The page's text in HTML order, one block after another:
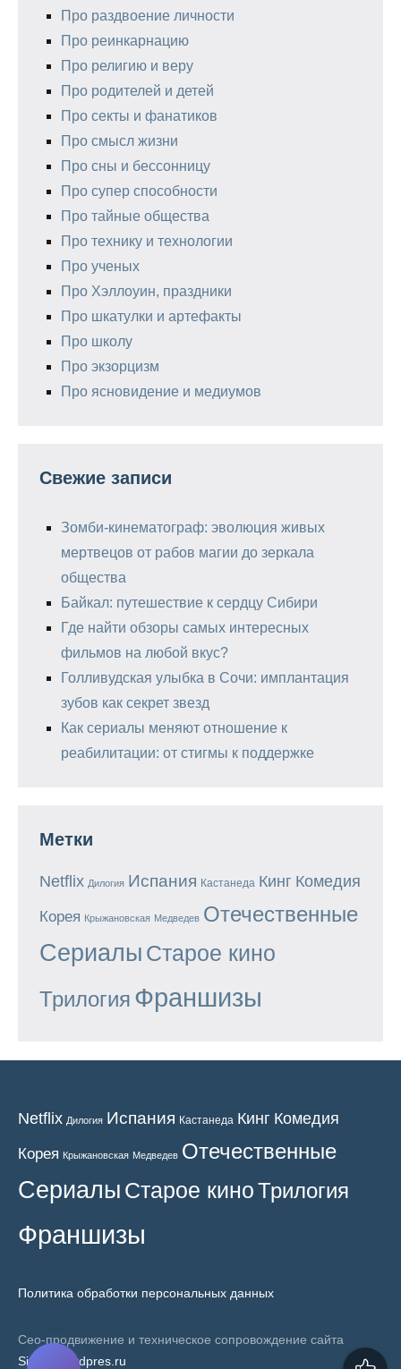
Про раздвоение личности
Про реинкарнацию
Про религию и веру
Про родителей и детей
Про секты и фанатиков
Про смысл жизни
Про сны и бессонницу
Про супер способности
Про тайные общества
Про технику и технологии
Про ученых
Про Хэллоуин, праздники
Про шкатулки и артефакты
Про школу
Про экзорцизм
Про ясновидение и медиумов
Свежие записи
Зомби-кинематограф: эволюция живых
мертвецов от рабов магии до зеркала
общества
Байкал: путешествие к сердцу Сибири
Где найти обзоры самых интересных
фильмов на любой вкус?
Голливудская улыбка в Сочи: имплантация
зубов как секрет звезд
Как сериалы меняют отношение к
реабилитации: от стигмы к поддержке
Метки
Netflix Дилогия Испания Кастанеда Кинг Комедия
Корея Крыжановская Медведев Отечественные
Сериалы Старое кино
Трилогия Франшизы
Netflix Дилогия Испания Кастанеда Кинг Комедия
Корея Крыжановская Медведев Отечественные
Сериалы Старое киноТрилогия
Франшизы
Политика обработки персональных данных
Сео-продвижение и техническое сопровождение сайта
SiteNaWordpres.ru